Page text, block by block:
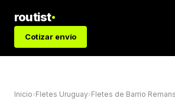
routist
Cotizar envío
Inicio›Fletes Uruguay›Fletes de Barrio